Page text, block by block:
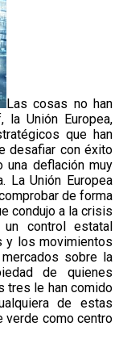
Las cosas no han
Unión Europea,
que han
desafiar con éxito
una deflación muy
La Unión Europea
de forma
condujo a la crisis
control estatal
y los movimientos
sobre la
de quienes
tres le han comido
de estas
verde como centro